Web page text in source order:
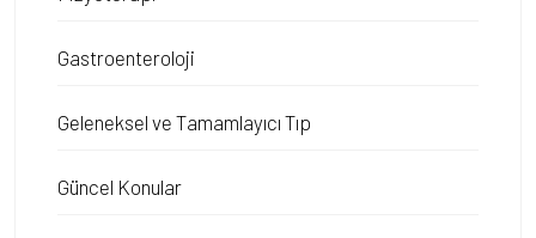
Gastroenteroloji
Geleneksel ve Tamamlayıcı Tıp
Güncel Konular